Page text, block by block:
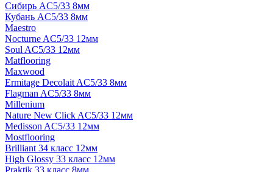
Сибирь AC5/33 8мм
Кубань AC5/33 8мм
Maestro
Nocturne AC5/33 12мм
Soul AC5/33 12мм
Matflooring
Maxwood
Ermitage Decolait AC5/33 8мм
Flagman AC5/33 8мм
Millenium
Nature New Click AC5/33 12мм
Medisson AC5/33 12мм
Mostflooring
Brilliant 34 класс 12мм
High Glossy 33 класс 12мм
Praktik 33 класс 8мм